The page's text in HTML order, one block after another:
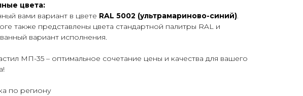
цвета:
вами вариант в цвете RAL 5002 (ультрамариново-синий).
также представлены цвета стандартной палитры RAL и
вариант исполнения.
МП-35 – оптимальное сочетание цены и качества для вашего
по региону